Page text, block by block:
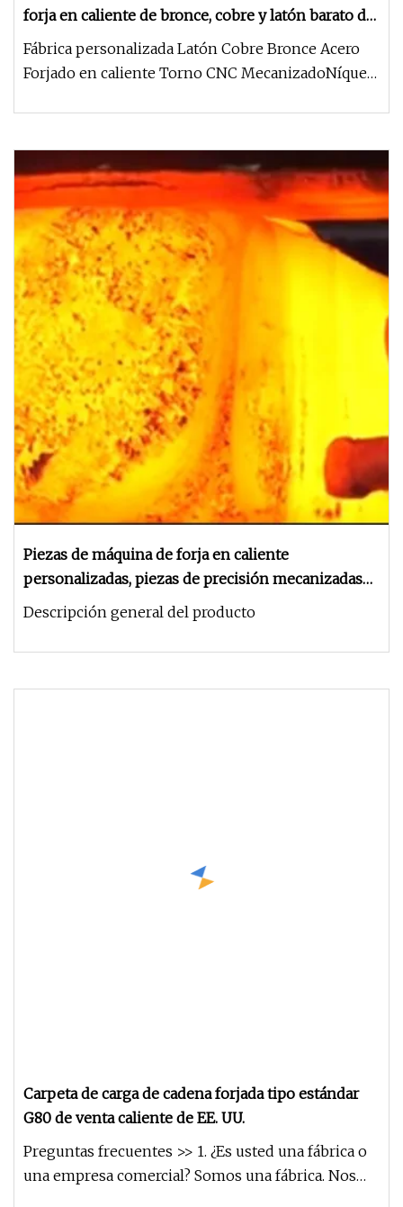
forja en caliente de bronce, cobre y latón barato de
fábrica personalizada
Fábrica personalizada Latón Cobre Bronce Acero
Forjado en caliente Torno CNC MecanizadoNíquel
Piezas de máquina de forja en caliente
personalizadas, piezas de precisión mecanizadas
CNC
Descripción general del producto
Carpeta de carga de cadena forjada tipo estándar
G80 de venta caliente de EE. UU.
Preguntas frecuentes >> 1. ¿Es usted una fábrica o
una empresa comercial? Somos una fábrica. Nos